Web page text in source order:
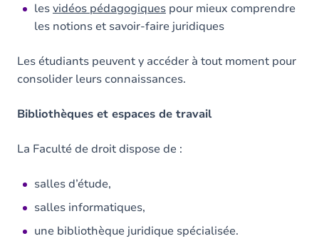
lesvidéos pédagogiques pour mieux comprendre
les notions et savoir-faire juridiques
Les étudiants peuvent y accéder à tout moment pour
consolider leurs connaissances.
Bibliothèques et espaces de travail
La Faculté de droit dispose de :
salles d’étude,
salles informatiques,
une bibliothèque juridique spécialisée.